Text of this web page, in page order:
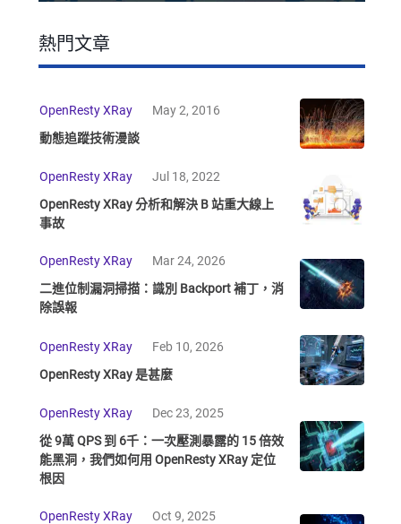
熱門文章
OpenResty XRay
May 2, 2016
動態追蹤技術漫談
OpenResty XRay
Jul 18, 2022
OpenResty XRay 分析和解決 B 站重大線上
事故
OpenResty XRay
Mar 24, 2026
二進位制漏洞掃描：識別 Backport 補丁，消
除誤報
OpenResty XRay
Feb 10, 2026
OpenResty XRay 是甚麼
OpenResty XRay
Dec 23, 2025
從 9萬 QPS 到 6千：一次壓測暴露的 15 倍效
能黑洞，我們如何用 OpenResty XRay 定位
根因
OpenResty XRay Oct 9, 2025